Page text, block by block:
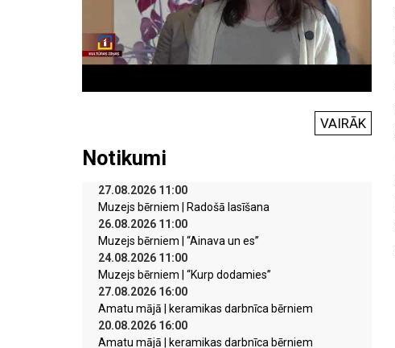
VAIRĀK
Notikumi
27.08.2026 11:00
Muzejs bērniem | Radošā lasīšana
26.08.2026 11:00
Muzejs bērniem | “Ainava un es”
24.08.2026 11:00
Muzejs bērniem | “Kurp dodamies”
27.08.2026 16:00
Amatu mājā | keramikas darbnīca bērniem
20.08.2026 16:00
Amatu mājā | keramikas darbnīca bērniem